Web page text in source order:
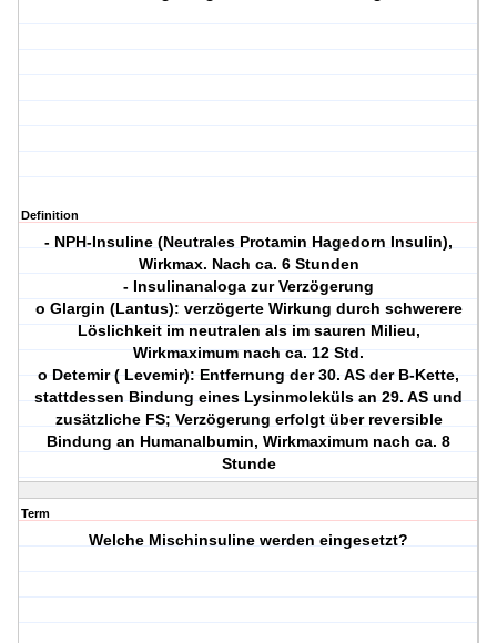
Definition
- NPH-Insuline (Neutrales Protamin Hagedorn Insulin),
Wirkmax. Nach ca. 6 Stunden
- Insulinanaloga zur Verzögerung
o Glargin (Lantus): verzögerte Wirkung durch schwerere
Löslichkeit im neutralen als im sauren Milieu,
Wirkmaximum nach ca. 12 Std.
o Detemir ( Levemir): Entfernung der 30. AS der B-Kette,
stattdessen Bindung eines Lysinmoleküls an 29. AS und
zusätzliche FS; Verzögerung erfolgt über reversible
Bindung an Humanalbumin, Wirkmaximum nach ca. 8
Stunde
Term
Welche Mischinsuline werden eingesetzt?